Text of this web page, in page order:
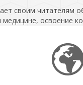
своим читателям
освоение